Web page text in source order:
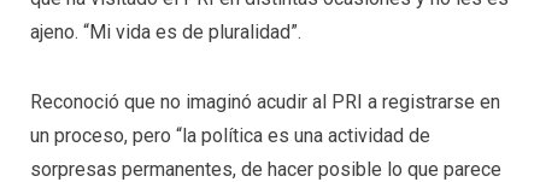
ajeno. “Mi vida es de pluralidad”.
Reconoció que no imaginó acudir al PRI a registrarse en
un proceso, pero “la política es una actividad de
sorpresas permanentes, de hacer posible lo que parece